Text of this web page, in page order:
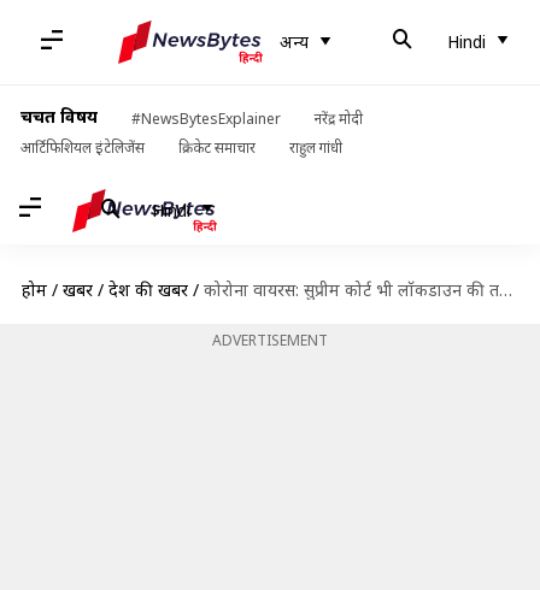
अन्य Hindi
चर्चित विषय #NewsBytesExplainer
नरेंद्र मोदी
आर्टिफिशियल इंटेलिजेंस
क्रिकेट समाचार राहुल गांधी
Hindi
होम / खबरें / देश की खबरें / कोरोना वायरस: सुप्रीम कोर्ट भी लॉकडाउन की तरफ, अगले एक हफ्ते मात्र एक बेंच करेगी सुनवाई
ADVERTISEMENT